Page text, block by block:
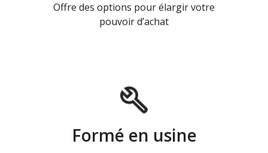
Offre des options pour élargir votre
pouvoir d’achat
Formé en usine